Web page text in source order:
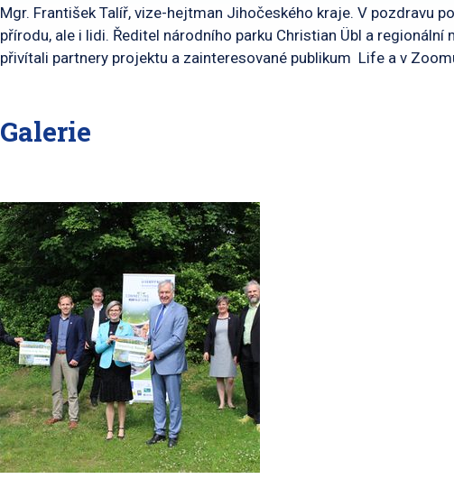
Mgr. František Talíř, vize-hejtman Jihočeského kraje. V pozdravu
přírodu, ale i lidi. Ředitel národního parku Christian Übl a regionální
přivítali partnery projektu a zainteresované publikum Life a v
Galerie